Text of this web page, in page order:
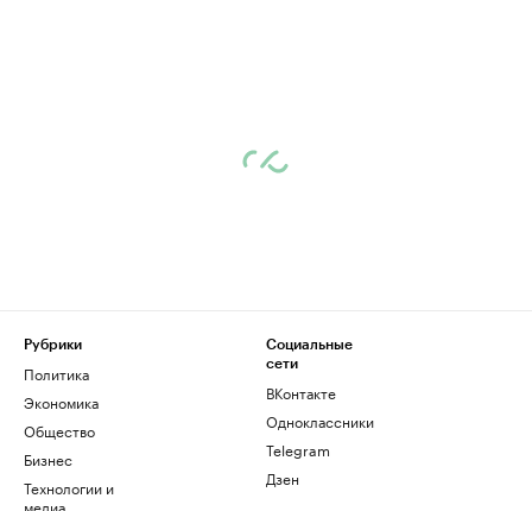
Рубрики
Политика
Экономика
Общество
Бизнес
Технологии и
медиа
Социальные
сети
ВКонтакте
Одноклассники
Telegram
Дзен